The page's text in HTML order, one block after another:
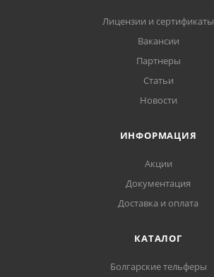
Лицензии и сертификаты
Вакансии
Партнеры
Статьи
Новости
ИНФОРМАЦИЯ
Акции
Документация
Доставка и оплата
КАТАЛОГ
Болгарские тельферы